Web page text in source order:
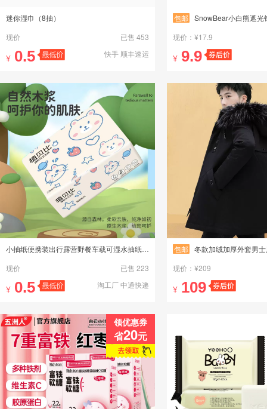
迷你湿巾（8抽）
现价
已售 453
¥ 0.5 快手 顺丰速运
包邮 SnowBear小白熊遮光铝箔奶粉袋便携一
现价：¥17.9
¥ 9.9
小抽纸便携装出行露营野餐车载可湿水抽纸小纸巾木兰风抽纸1包
现价
已售 223
¥ 0.5 淘工厂 中通快递
包邮 冬款加绒加厚外套男士风衣中长款加绒休
现价：¥209
¥ 109
领优惠券
省20元